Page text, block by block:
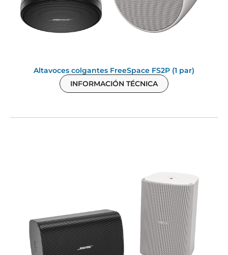
Altavoces colgantes FreeSpace FS2P (1 par)
INFORMACIÓN TÉCNICA